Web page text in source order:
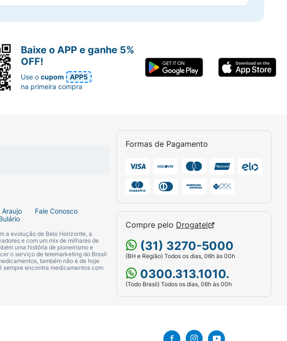
e lápis labiais para personalizar o look.
de aplicação ainda mais agradável.
Araujo
Fale Conosco
a evolução de Belo Horizonte, a
e com um mix de milhares de
uma história de pioneirismo e
o serviço de telemarketing do Brasil
também não é de hoje
sempre encontra medicamentos com
Formas de Pagamento
Compre pelo Drogatel
(31) 3270-5000
(BH e Região) Todos os dias, 06h às 00h
0300.313.1010.
(Todo Brasil) Todos os dias, 06h às 00h
Baixe o APP e ganhe 5%
OFF!
Use ocupom
APP5
na primeira compra